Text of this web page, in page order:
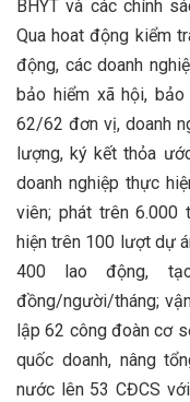
BHYT và các chính
Qua hoat động kiểm
động, các doanh
bảo hiểm xã hội,
62/62 đơn vị, doanh
lượng, ký kết thỏa
doanh nghiệp thực
viên; phát trên 6.000
hiện trên 100 lượt dự
400 lao động,
đồng/người/tháng;
lập 62 công đoàn cơ
quốc doanh, nâng
nước lên 53 CĐCS